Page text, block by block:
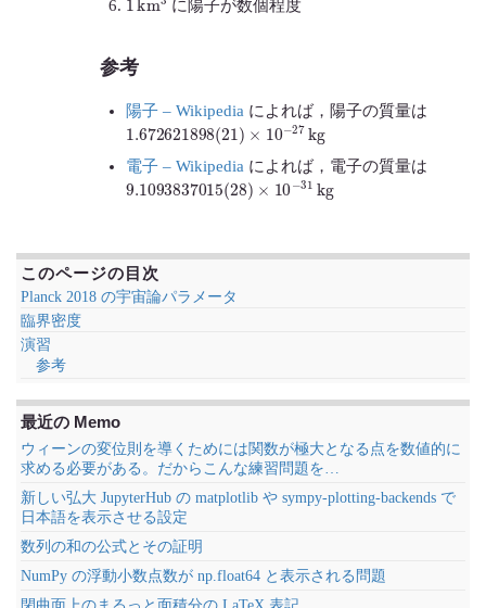
に陽子が数個程度
参考
陽子 – Wikipedia によれば，陽子の質量は
1.672621898(21 ) 10 − 27kg
電子 – Wikipedia によれば，電子の質量は
9.1093837015(28) 10− 31kg
このページの目次
Planck 2018 の宇宙論パラメータ
臨界密度
演習
参考
最近の Memo
ウィーンの変位則を導くためには関数が極大となる点を数値的に
求める必要がある。だからこんな練習問題を…
新しい弘大 JupyterHub の matplotlib や sympy-plotting-backends で
日本語を表示させる設定
数列の和の公式とその証明
NumPy の浮動小数点数が np.float64 と表示される問題